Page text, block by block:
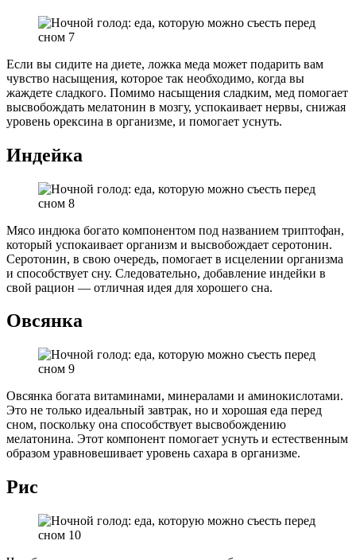
Если вы сидите на диете, ложка меда может подарить вам
чувство насыщения, которое так необходимо, когда вы
жаждете сладкого. Помимо насыщения сладким, мед помогает
высвобождать мелатонин в мозгу, успокаивает нервы, снижая
уровень орексина в организме, и помогает уснуть.
Индейка
Мясо индюка богато компонентом под названием триптофан,
который успокаивает организм и высвобождает серотонин.
Серотонин, в свою очередь, помогает в исцелении организма
и способствует сну. Следовательно, добавление индейки в
свой рацион — отличная идея для хорошего сна.
Овсянка
Овсянка богата витаминами, минералами и аминокислотами.
Это не только идеальный завтрак, но и хорошая еда перед
сном, поскольку она способствует высвобождению
мелатонина. Этот компонент помогает уснуть и естественным
образом уравновешивает уровень сахара в организме.
Рис